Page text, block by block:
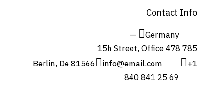
Contact Info
Germany —
785 15h Street, Office 478
Berlin, De 81566
info@email.com
+1
840 841 25 69